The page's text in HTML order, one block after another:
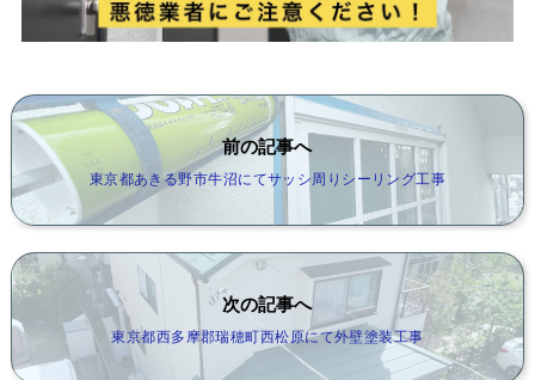
前の記事へ
東京都あきる野市牛沼にてサッシ周りシーリング工事
次の記事へ
東京都西多摩郡瑞穂町西松原にて外壁塗装工事